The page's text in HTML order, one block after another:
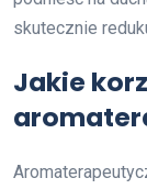
skutecznie
Jakie